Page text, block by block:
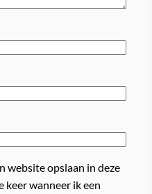
website opslaan in deze
keer wanneer ik een